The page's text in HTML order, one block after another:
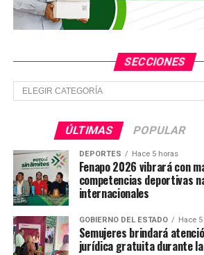
SECCIONES
Secciones
ÚLTIMAS POPULAR
DEPORTES Hace 5 horas
Fenapo 2026 vibrará con
competencias deportivas
internacionales
GOBIERNO DEL ESTADO Hace
Semujeres brindará
jurídica gratuita durante la